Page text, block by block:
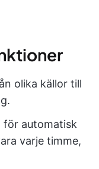
olika källor till
för automatisk
varje timme,